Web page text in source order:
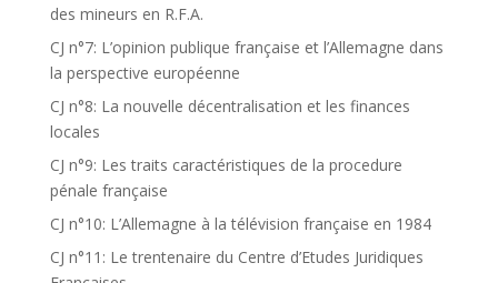
des mineurs en R.F.A.
CJ n°7: L’opinion publique française et l’Allemagne dans
la perspective européenne
CJ n°8: La nouvelle décentralisation et les finances
locales
CJ n°9: Les traits caractéristiques de la procedure
pénale française
CJ n°10: L’Allemagne à la télévision française en 1984
CJ n°11: Le trentenaire du Centre d’Etudes Juridiques